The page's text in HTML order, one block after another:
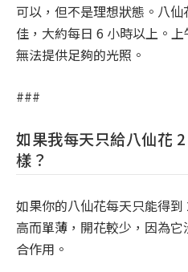
可以，但不是理想狀態。八
佳，大約每日 6 小時以上。
無法提供足夠的光照。
###
如果我每天只給八仙花
樣？
如果你的八仙花每天只能得
高而單薄，開花較少，因為
合作用。